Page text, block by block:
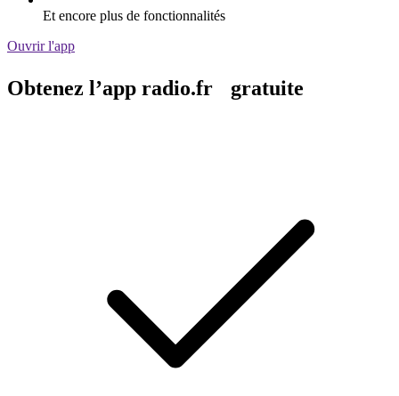
Et encore plus de fonctionnalités
Ouvrir l'app
Obtenez l’app radio.fr gratuite